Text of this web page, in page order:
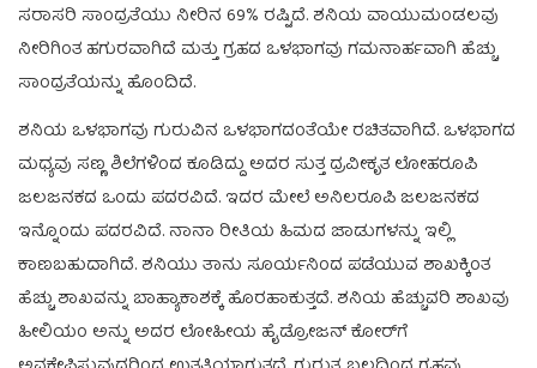
ಸರಾಸರಿ ಸಾಂದ್ರತೆಯು ನೀರಿನ 69% ರಷ್ಟಿದೆ. ಶನಿಯ ವಾಯುಮಂಡಲವು
ನೀರಿಗಿಂತ ಹಗುರವಾಗಿದೆ ಮತ್ತು ಗ್ರಹದ ಒಳಭಾಗವು ಗಮನಾರ್ಹವಾಗಿ ಹೆಚ್ಚು
ಸಾಂದ್ರತೆಯನ್ನು ಹೊಂದಿದೆ.
ಶನಿಯ ಒಳಭಾಗವು ಗುರುವಿನ ಒಳಭಾಗದಂತೆಯೇ ರಚಿತವಾಗಿದೆ. ಒಳಭಾಗದ
ಮಧ್ಯವು ಸಣ್ಣ ಶಿಲೆಗಳಿಂದ ಕೂಡಿದ್ದು ಅದರ ಸುತ್ತ ದ್ರವೀಕೃತ ಲೋಹರೂಪಿ
ಜಲಜನಕದ ಒಂದು ಪದರವಿದೆ. ಇದರ ಮೇಲೆ ಅನಿಲರೂಪಿ ಜಲಜನಕದ
ಇನ್ನೊಂದು ಪದರವಿದೆ. ನಾನಾ ರೀತಿಯ ಹಿಮದ ಜಾಡುಗಳನ್ನು ಇಲ್ಲಿ
ಕಾಣಬಹುದಾಗಿದೆ. ಶನಿಯು ತಾನು ಸೂರ್ಯನಿಂದ ಪಡೆಯುವ ಶಾಖಕ್ಕಿಂತ
ಹೆಚ್ಚು ಶಾಖವನ್ನು ಬಾಹ್ಯಾಕಾಶಕ್ಕೆ ಹೊರಹಾಕುತ್ತದೆ. ಶನಿಯ ಹೆಚ್ಚುವರಿ ಶಾಖವು
ಹೀಲಿಯಂ ಅನ್ನು ಅದರ ಲೋಹೀಯ ಹೈಡ್ರೋಜನ್ ಕೋರ್‌ಗೆ